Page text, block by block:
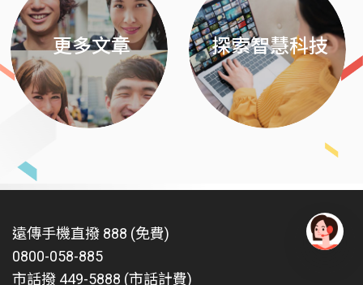
更多文章 探索智慧科技
遠傳手機直撥 888 (免費)
0800-058-885
市話撥 449-5888 (市話計費)